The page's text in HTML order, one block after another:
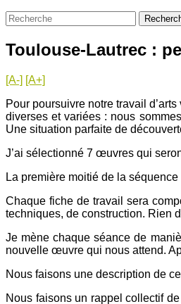
Toulouse-Lautrec :
[A-] [A+]
Pour poursuivre notre travail
diverses et variées : nous
Une situation parfaite de
J’ai sélectionné 7 œuvres qui
La première moitié de la
Chaque fiche de travail sera
techniques, de construction. Rien
Je mène chaque séance de
nouvelle œuvre qui nous attend.
Nous faisons une description de
Nous faisons un rappel collectif